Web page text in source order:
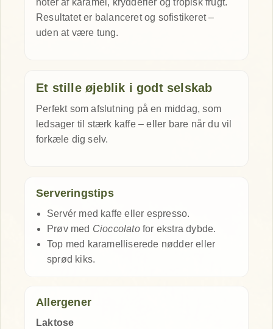
noter af karamel, krydderier og tropisk frugt.
Resultatet er balanceret og sofistikeret –
uden at være tung.
Et stille øjeblik i godt selskab
Perfekt som afslutning på en middag, som
ledsager til stærk kaffe – eller bare når du vil
forkæle dig selv.
Serveringstips
Servér med kaffe eller espresso.
Prøv med Cioccolatofor ekstra dybde.
Top med karamelliserede nødder eller
sprød kiks.
Allergener
Laktose